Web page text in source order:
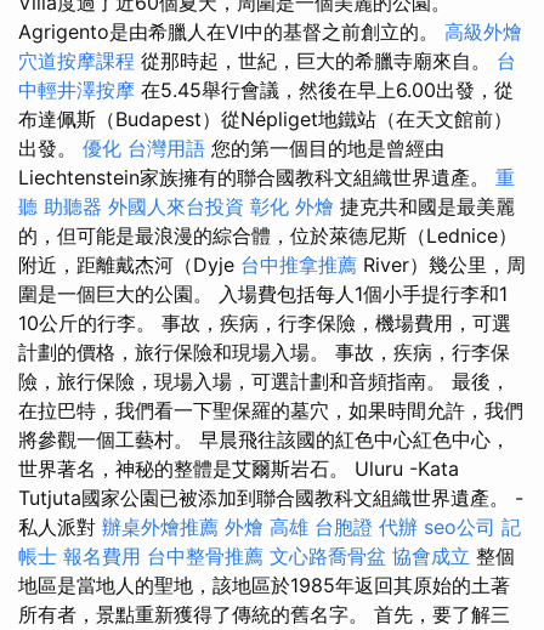
Agrigento是由希臘人在VI中的基督之前創立的。 高級外燴
穴道按摩課程 從那時起，世紀，巨大的希臘寺廟來自。 台
中輕井澤按摩 在5.45舉行會議，然後在早上6.00出發，從
布達佩斯（Budapest）從Népliget地鐵站（在天文館前）
出發。 優化 台灣用語 您的第一個目的地是曾經由
Liechtenstein家族擁有的聯合國教科文組織世界遺產。 重
聽 助聽器 外國人來台投資 彰化 外燴 捷克共和國是最美麗
的，但可能是最浪漫的綜合體，位於萊德尼斯（Lednice）
附近，距離戴杰河（Dyje 台中推拿推薦 River）幾公里，周
圍是一個巨大的公園。 入場費包括每人1個小手提行李和1
10公斤的行李。 事故，疾病，行李保險，機場費用，可選
計劃的價格，旅行保險和現場入場。 事故，疾病，行李保
險，旅行保險，現場入場，可選計劃和音頻指南。 最後，
在拉巴特，我們看一下聖保羅的墓穴，如果時間允許，我們
將參觀一個工藝村。 早晨飛往該國的紅色中心紅色中心，
世界著名，神秘的整體是艾爾斯岩石。 Uluru -Kata
Tutjuta國家公園已被添加到聯合國教科文組織世界遺產。 -
私人派對 辦桌外燴推薦 外燴 高雄 台胞證 代辦 seo公司 記
帳士 報名費用 台中整骨推薦 文心路喬骨盆 協會成立 整個
地區是當地人的聖地，該地區於1985年返回其原始的土著
所有者，景點重新獲得了傳統的舊名字。 首先，要了解三